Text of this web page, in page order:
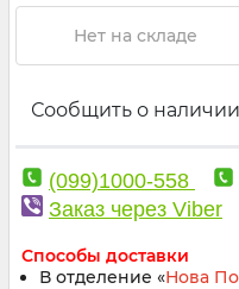
Нет на складе
Сообщить о наличии
(099)1000-558
Заказ через Viber
Способы доставки
В отделение «Нова